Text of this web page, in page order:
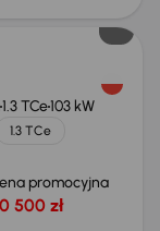
1.3 TCe103 kW
1.3 TCe
promocyjna
500 zł